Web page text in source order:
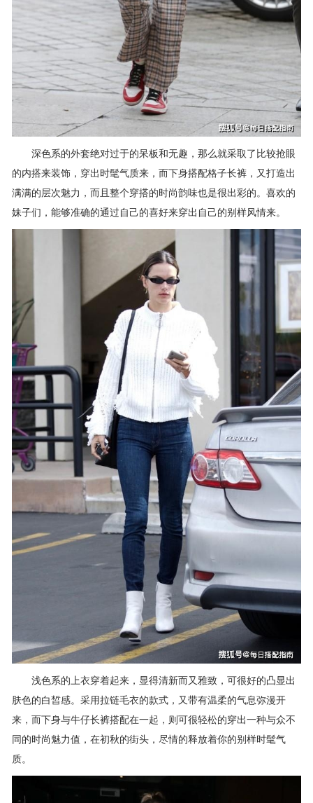
深色系的外套绝对过于的呆板和无趣，那么就采取了比较抢眼
的内搭来装饰，穿出时髦气质来，而下身搭配格子长裤，又打造出
满满的层次魅力，而且整个穿搭的时尚韵味也是很出彩的。喜欢的
妹子们，能够准确的通过自己的喜好来穿出自己的别样风情来。
浅色系的上衣穿着起来，显得清新而又雅致，可很好的凸显出
肤色的白皙感。采用拉链毛衣的款式，又带有温柔的气息弥漫开
来，而下身与牛仔长裤搭配在一起，则可很轻松的穿出一种与众不
同的时尚魅力值，在初秋的街头，尽情的释放着你的别样时髦气
质。